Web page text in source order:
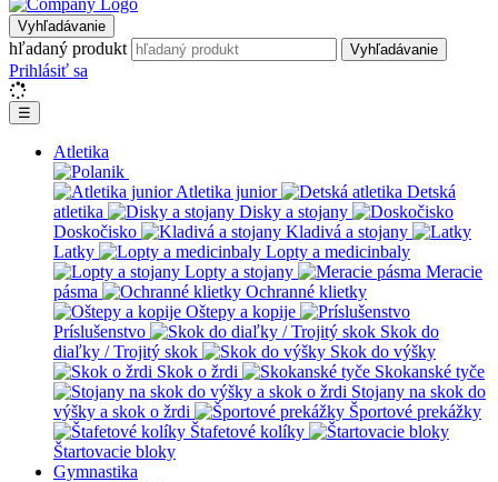
Vyhľadávanie
hľadaný produkt Vyhľadávanie
Prihlásiť sa
☰
Atletika
Atletika junior
Detská
atletika
Disky a stojany
Doskočisko
Kladivá a stojany
Latky
Lopty a medicinbaly
Lopty a stojany
Meracie
pásma
Ochranné klietky
Oštepy a kopije
Príslušenstvo
Skok do
diaľky / Trojitý skok
Skok do výšky
Skok o žrdi
Skokanské tyče
Stojany na skok do
výšky a skok o žrdi
Športové prekážky
Štafetové kolíky
Štartovacie bloky
Gymnastika